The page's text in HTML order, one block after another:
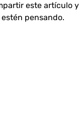
este artículo
pensando.